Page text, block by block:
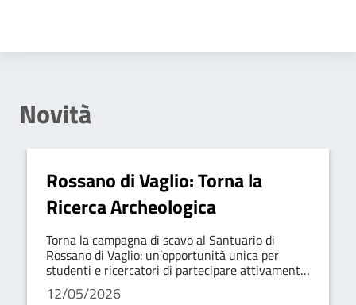
Novità
Rossano di Vaglio: Torna la
Ricerca Archeologica
Torna la campagna di scavo al Santuario di
Rossano di Vaglio: un’opportunità unica per
studenti e ricercatori di partecipare attivamente
alla scoperta delle nostre radici
12/05/2026